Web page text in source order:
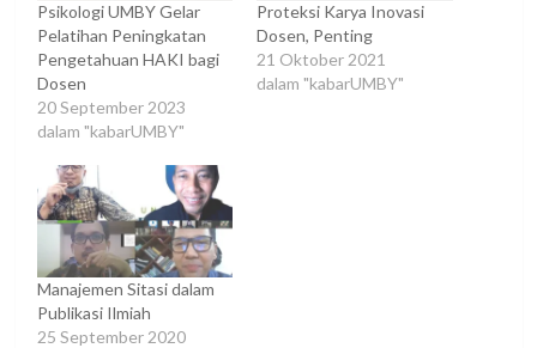
Psikologi UMBY Gelar
Pelatihan Peningkatan
Pengetahuan HAKI bagi
Dosen
20 September 2023
dalam "kabarUMBY"
Proteksi Karya Inovasi
Dosen, Penting
21 Oktober 2021
dalam "kabarUMBY"
Manajemen Sitasi dalam
Publikasi Ilmiah
25 September 2020